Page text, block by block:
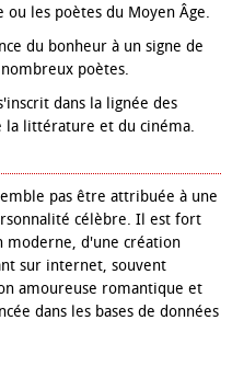
les poètes du Moyen Âge.
du bonheur à un signe de
poètes.
dans la lignée des
la littérature et du cinéma.
pas être attribuée à une
célèbre. Il est fort
moderne, d'une création
sur internet, souvent
amoureuse romantique et
dans les bases de données